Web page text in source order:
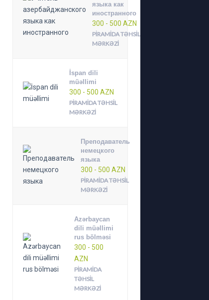
языка как
иностранного
300 - 500 AZN
PIRAMIDA TƏHSIL
MƏRKƏZI
İspan dili
müəllimi
300 - 500 AZN
PIRAMIDA TƏHSIL
MƏRKƏZI
Преподаватель
немецкого
языка
300 - 500 AZN
PIRAMIDA TƏHSIL
MƏRKƏZI
Azərbaycan
dili müəllimi
rus bölməsi
300 - 500
AZN
PIRAMIDA
TƏHSIL
MƏRKƏZI